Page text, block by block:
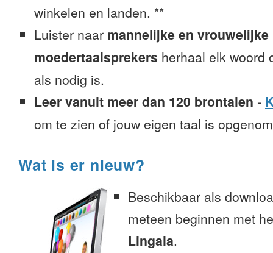
winkelen en landen. **
Luister naar mannelijke en vrouwelijke
moedertaalsprekers herhaal elk woord
als nodig is.
Leer vanuit meer dan 120 brontalen -
om te zien of jouw eigen taal is
Wat is er nieuw?
Beschikbaar als
meteen beginnen met
Lingala.